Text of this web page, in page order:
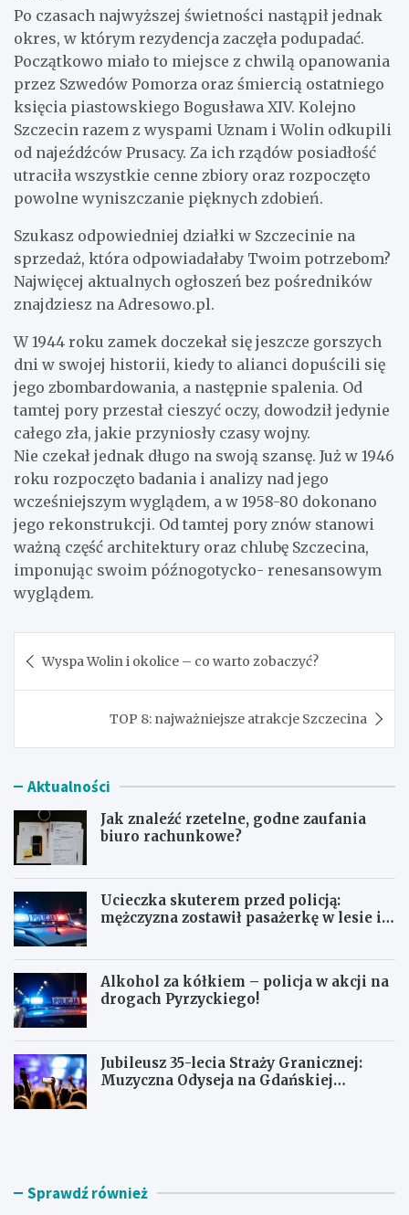
Po czasach najwyższej świetności nastąpił jednak
okres, w którym rezydencja zaczęła podupadać.
Początkowo miało to miejsce z chwilą opanowania
przez Szwedów Pomorza oraz śmiercią ostatniego
księcia piastowskiego Bogusława XIV. Kolejno
Szczecin razem z wyspami Uznam i Wolin odkupili
od najeźdźców Prusacy. Za ich rządów posiadłość
utraciła wszystkie cenne zbiory oraz rozpoczęto
powolne wyniszczanie pięknych zdobień.
Szukasz odpowiedniej działki w Szczecinie na
sprzedaż, która odpowiadałaby Twoim potrzebom?
Najwięcej aktualnych ogłoszeń bez pośredników
znajdziesz na Adresowo.pl.
W 1944 roku zamek doczekał się jeszcze gorszych
dni w swojej historii, kiedy to alianci dopuścili się
jego zbombardowania, a następnie spalenia. Od
tamtej pory przestał cieszyć oczy, dowodził jedynie
całego zła, jakie przyniosły czasy wojny.
Nie czekał jednak długo na swoją szansę. Już w 1946
roku rozpoczęto badania i analizy nad jego
wcześniejszym wyglądem, a w 1958-80 dokonano
jego rekonstrukcji. Od tamtej pory znów stanowi
ważną część architektury oraz chlubę Szczecina,
imponując swoim późnogotycko- renesansowym
wyglądem.
wpisu
Wyspa Wolin i okolice – co warto zobaczyć?
TOP 8: najważniejsze atrakcje Szczecina
Aktualności
Jak znaleźć rzetelne, godne zaufania
biuro rachunkowe?
Ucieczka skuterem przed policją:
mężczyzna zostawił pasażerkę w lesie i
Alkohol za kółkiem – policja w akcji na
drogach Pyrzyckiego!
Jubileusz 35-lecia Straży Granicznej:
Muzyczna Odyseja na Gdańskiej
J
a
U
z Sprawdź również